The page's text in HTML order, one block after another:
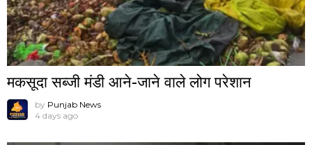
मकसूदा सब्जी मंडी आने-जाने वाले लोग परेशान
by Punjab News
4 days ago